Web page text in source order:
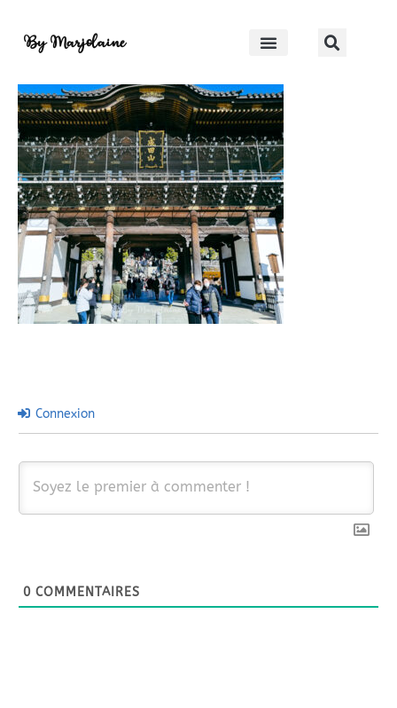
By Marjolaine
Connexion
0 COMMENTAIRES